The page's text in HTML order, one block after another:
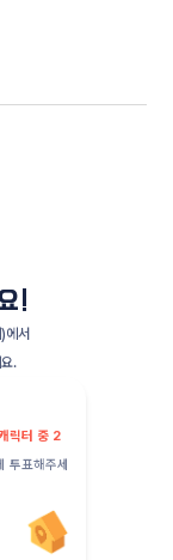
!
에서
.
릭터 중 2
투표해주세